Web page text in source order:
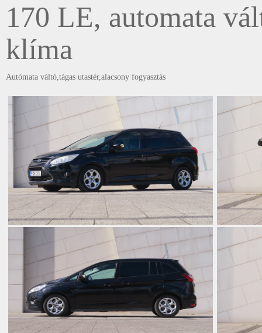
170 LE, automata
klíma
Autómata váltó,tágas utastér,alacsony fogyasztás